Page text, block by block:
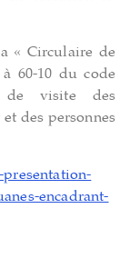
« Circulaire de
60-10 du code
de visite des
des personnes
encadrant-